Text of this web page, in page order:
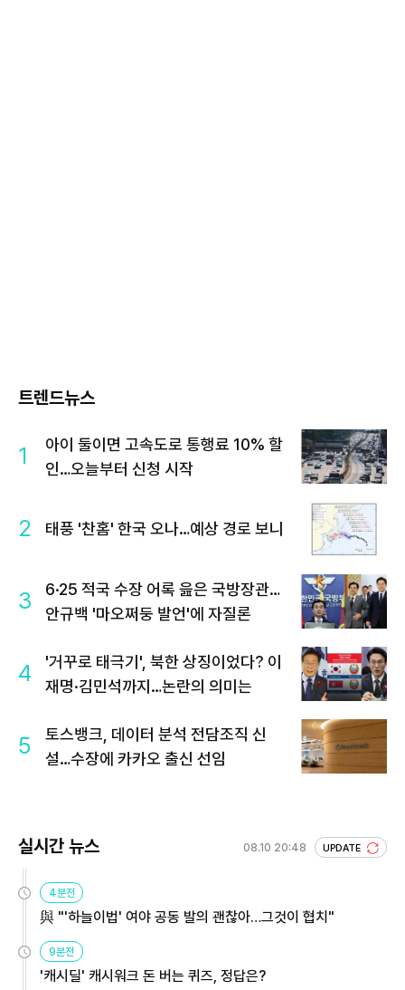
트렌드뉴스
1
아이 둘이면 고속도로 통행료 10% 할
인…오늘부터 신청 시작
2 태풍 '찬홈' 한국 오나…예상 경로 보니
3
6·25 적국 수장 어록 읊은 국방장관…
안규백 '마오쩌둥 발언'에 자질론
4
'거꾸로 태극기', 북한 상징이었다? 이
재명·김민석까지…논란의 의미는
5
토스뱅크, 데이터 분석 전담조직 신
설…수장에 카카오 출신 선임
실시간 뉴스 08.10 20:48 UPDATE
4분전
與 "'하늘이법' 여야 공동 발의 괜찮아…그것이 협치"
9분전
'캐시딜' 캐시워크 돈 버는 퀴즈, 정답은?